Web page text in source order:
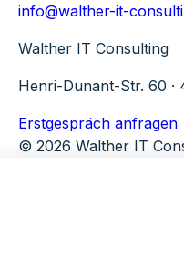
info@walther-it-
Walther IT Consulting
Henri-Dunant-Str. 60 ·
Erstgespräch anfragen
© 2026 Walther IT